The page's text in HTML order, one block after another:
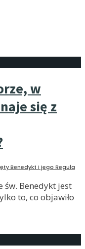
w
się z
Benedykt i jego Reguła
św. Benedykt jest
to, co objawiło